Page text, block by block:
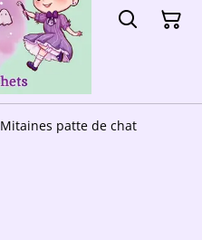
Mitaines patte de chat